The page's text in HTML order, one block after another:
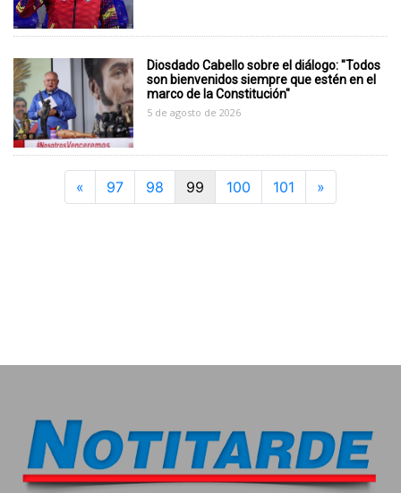
Diosdado Cabello sobre el diálogo: "Todos
son bienvenidos siempre que estén en el
marco de la Constitución"
5 de agosto de 2026
« Previous
97 98 99 100 101 »